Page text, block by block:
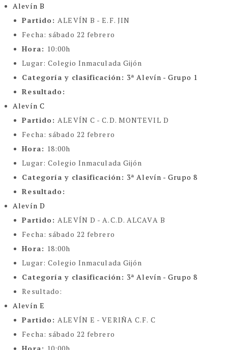
Alevín B
Partido: ALEVÍN B - E.F. JIN
Fecha: sábado 22 febrero
Hora: 10:00h
Lugar:Colegio Inmaculada Gijón
Categoría y clasificación : 3ª Alevín - Grupo 1
Resultado:
Alevín C
Partido: ALEVÍN C - C.D. MONTEVIL D
Fecha: sábado 22 febrero
Hora: 18:00h
Lugar:Colegio Inmaculada Gijón
Categoría y clasificación : 3ª Alevín - Grupo 8
Resultado:
Alevín D
Partido: ALEVÍN D - A.C.D. ALCAVA B
Fecha: sábado 22 febrero
Hora: 18:00h
Lugar:Colegio Inmaculada Gijón
Categoría y clasificación : 3ª Alevín - Grupo 8
Resultado:
Alevín E
Partido: ALEVÍN E - VERIÑA C.F. C
Fecha: sábado 22 febrero
Hora: 10:00h